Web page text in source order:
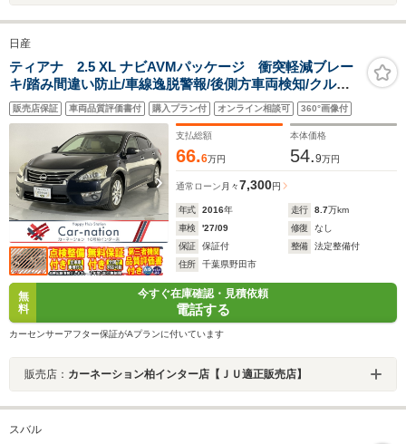
日産
ティアナ 2.5 XL ナビAVMパッケージ 衝突軽減ブレー
キ/踏み間違い防止/車線逸脱警報/後側方車両検知/クルー
ズコントロール/HIDヘッドランプ/前席パワーシート/助手
席パワーオットマン/アラウンドビュー/純正コネクトナビ/
ビルトインETC
販売店保証 車両品質評価書付 購入プラン付 オンライン相談可 360°画像付
支払総額
66.6万円
本体価格
54.9万円
通常ローン 月々7,300円
年式 2016年 走行 8.7万km
車検
'27/09 修復
なし
保証
保証付 整備
法定整備付
住所
千葉県野田市
無
料
今すぐ在庫確認・見積依頼
電話する
カーセンサーアフター保証がAプランに付いています
販売店： カーネーション柏インター店【ＪＵ適正販売店】
スバル